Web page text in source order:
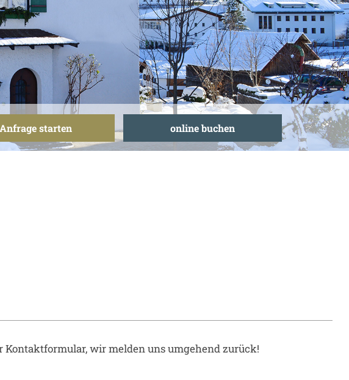
Anfrage starten online buchen
Kontaktformular, wir melden uns umgehend zurück!